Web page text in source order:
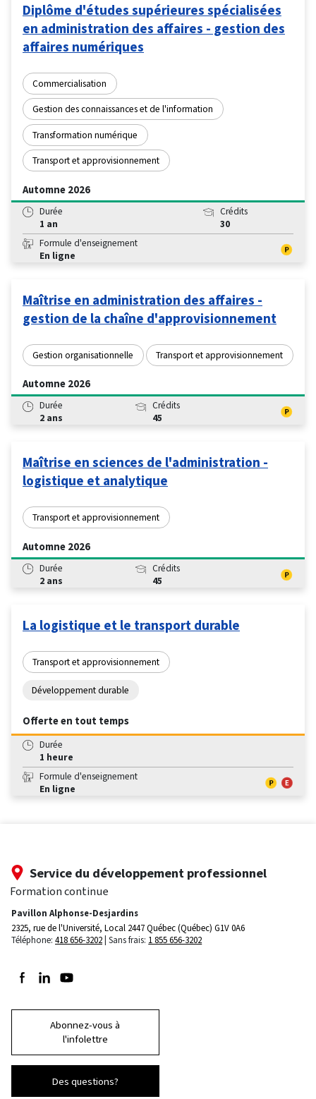
Diplôme d'études supérieures spécialisées
en administration des affaires - gestion des
affaires numériques
Commercialisation
Gestion des connaissances et de l'information
Transformation numérique
Transport et approvisionnement
Automne 2026
Durée
1 an
Crédits
30
Formule d'enseignement
En ligne
Maîtrise en administration des affaires -
gestion de la chaîne d'approvisionnement
Gestion organisationnelle Transport et approvisionnement
Automne 2026
Durée
2 ans
Crédits
45
Maîtrise en sciences de l'administration -
logistique et analytique
Transport et approvisionnement
Automne 2026
Durée
2 ans
Crédits
45
La logistique et le transport durable
Transport et approvisionnement
Développement durable
Offerte en tout temps
Durée
1 heure
Formule d'enseignement
En ligne
Service du développement professionnel
Formation continue
Pavillon Alphonse-Desjardins
2325, rue de l'Université, Local 2447Québec (Québec) G1V 0A6
Téléphone: 418 656-3202 Sans frais: 1 855 656-3202
Suivez-nous sur Facebook
Suivez-nous sur LinkedIn
Suivez-nous sur Youtube
Abonnez-vous à
l'infolettre
Des questions?